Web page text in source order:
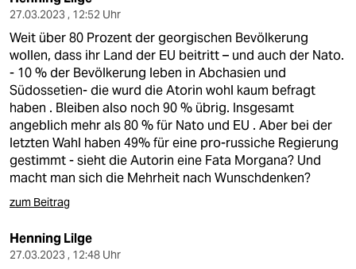
27.03.2023 , 12:52 Uhr
Weit über 80 Prozent der georgischen Bevölkerung
wollen, dass ihr Land der EU beitritt – und auch der Nato.
- 10 % der Bevölkerung leben in Abchasien und
Südossetien- die wurd die Atorin wohl kaum befragt
haben . Bleiben also noch 90 % übrig. Insgesamt
angeblich mehr als 80 % für Nato und EU . Aber bei der
letzten Wahl haben 49% für eine pro-russiche Regierung
gestimmt - sieht die Autorin eine Fata Morgana? Und
macht man sich die Mehrheit nach Wunschdenken?
zum Beitrag
Henning Lilge
27.03.2023 , 12:48 Uhr